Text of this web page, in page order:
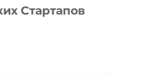
Стартапов